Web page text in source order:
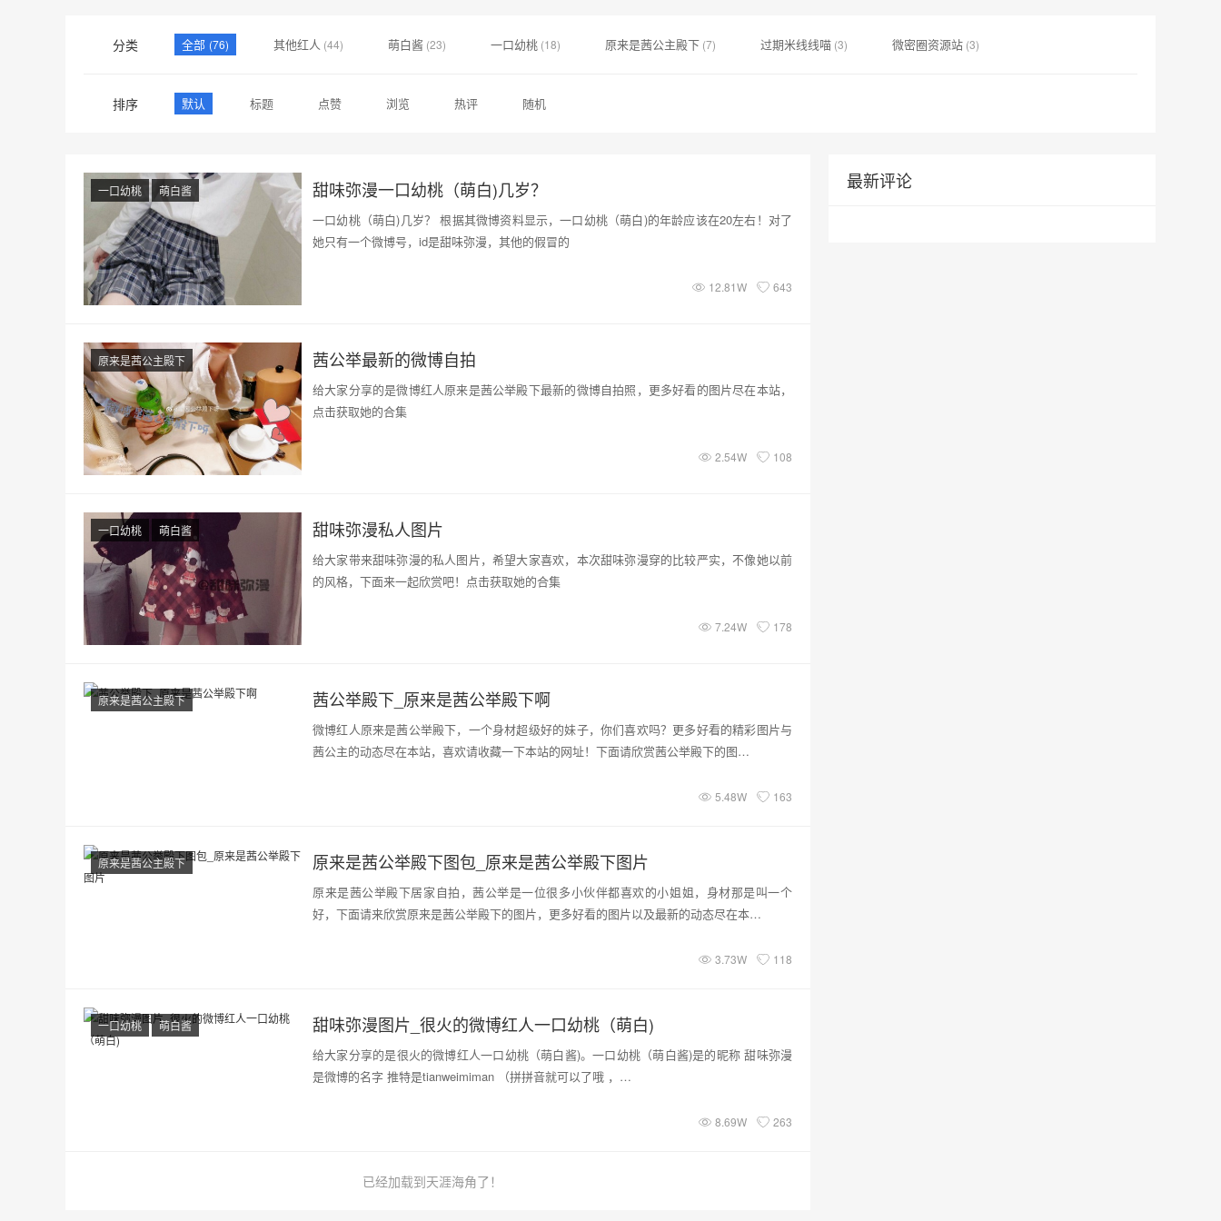
分类 全部 (76) 其他红人 (44) 萌白酱 (23) 一口幼桃 (18) 原来是茜公主殿下 (7) 过期米线线喵 (3) 微密圈资源站 (3)
排序 默认 标题 点赞 浏览 热评 随机
甜味弥漫一口幼桃（萌白)几岁？
一口幼桃 萌白酱
一口幼桃（萌白)几岁？ 根据其微博资料显示，一口幼桃（萌白)的年龄应该在20左右！对了
她只有一个微博号，id是甜味弥漫，其他的假冒的
12.81W 643
茜公举最新的微博自拍
原来是茜公主殿下
给大家分享的是微博红人原来是茜公举殿下最新的微博自拍照，更多好看的图片尽在本站，
点击获取她的合集
2.54W 108
甜味弥漫私人图片
一口幼桃 萌白酱
给大家带来甜味弥漫的私人图片，希望大家喜欢，本次甜味弥漫穿的比较严实，不像她以前
的风格，下面来一起欣赏吧！点击获取她的合集
7.24W 178
茜公举殿下_原来是茜公举殿下啊
原来是茜公主殿下
微博红人原来是茜公举殿下，一个身材超级好的妹子，你们喜欢吗？更多好看的精彩图片与
茜公主的动态尽在本站，喜欢请收藏一下本站的网址！下面请欣赏茜公举殿下的图…
5.48W 163
原来是茜公举殿下图包_原来是茜公举殿下图片
原来是茜公主殿下
原来是茜公举殿下居家自拍，茜公举是一位很多小伙伴都喜欢的小姐姐，身材那是叫一个
好，下面请来欣赏原来是茜公举殿下的图片，更多好看的图片以及最新的动态尽在本…
3.73W 118
甜味弥漫图片_很火的微博红人一口幼桃（萌白)
一口幼桃 萌白酱
给大家分享的是很火的微博红人一口幼桃（萌白酱)。一口幼桃（萌白酱)是的昵称 甜味弥漫
是微博的名字 推特是tianweimiman （拼拼音就可以了哦 ，…
8.69W 263
已经加载到天涯海角了！
最新评论